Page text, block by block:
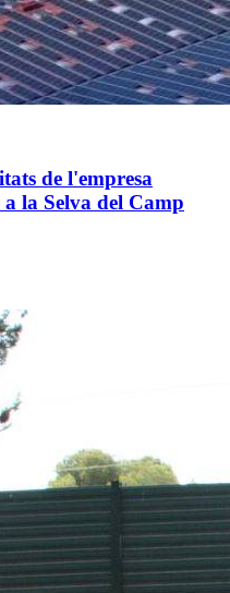
de l'empresa
la Selva del Camp